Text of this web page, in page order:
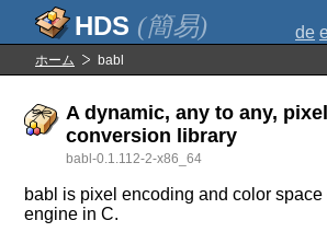
(簡易) de
ホーム babl
A dynamic, any to any,
conversion library
babl-0.1.112-2-x86_64
babl is pixel encoding and color space
engine in C.